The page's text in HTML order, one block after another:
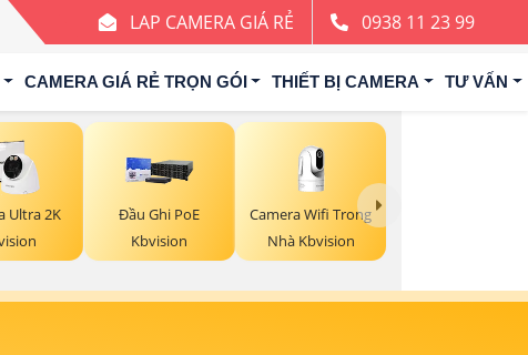
LAP CAMERA GIÁ RẺ 0938 11 23 99
CAMERA GIÁ RẺ TRỌN GÓI THIẾT BỊ CAMERA TƯ VẤN
Ultra 2K
Đầu Ghi PoE
Kbvision
Camera Wifi Trong
Nhà Kbvision